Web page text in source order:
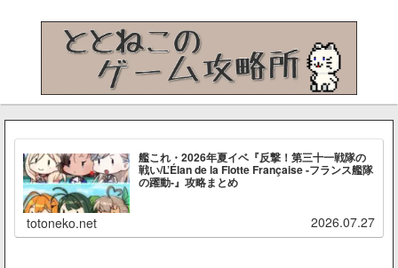
艦これ・2026年夏イベ『反撃！第三十一戦隊の
戦い/L’Élan de la Flotte Française -フランス艦隊
の躍動-』攻略まとめ
totoneko.net 2026.07.27